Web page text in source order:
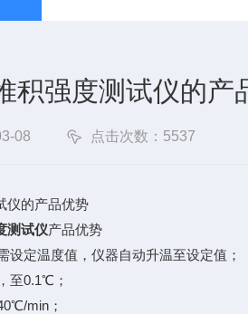
积强度测试仪的产
08 点击次数：5537
仪的产品优势
测试仪产品优势
定温度值，仪器自动升温至设定值；
0.1℃；
min；